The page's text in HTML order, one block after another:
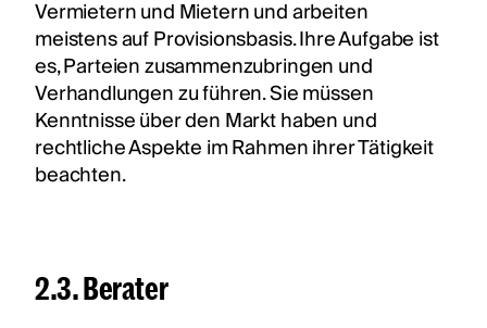
Vermietern und Mietern und arbeiten
meistens auf Provisionsbasis. Ihre Aufgabe ist
es, Parteien zusammenzubringen und
Verhandlungen zu führen. Sie müssen
Kenntnisse über den Markt haben und
rechtliche Aspekte im Rahmen ihrer Tätigkeit
beachten.
2.3. Berater